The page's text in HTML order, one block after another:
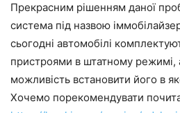
Прекрасним рішенням даної
система під назвою
сьогодні автомобілі
пристроями в штатному режимі,
можливість встановити його в
Хочемо порекомендувати